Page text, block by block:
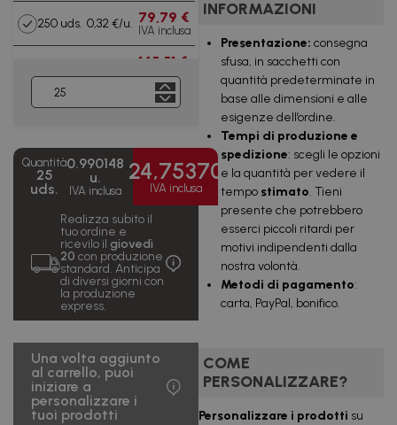
250 uds. 0,32 €/u. 79,79 €
IVA inclusa
145,51 €
IVA inclusa
1000
0,23
227,98
2500
uds.
0,16
€/u.
399,67
€
IVA inclusa
5000 uds.0,12 €/u. 619,19 €
IVA inclusa
10000
uds.
0,12
€/u.
1.221,50
€
IVA inclusa
uds.
€/u.
3.053,75
€
IVA inclusa
Quantità
25
uds.
0.990148
u.
IVA inclusa
24,75370
IVA inclusa
Realizza subito il
tuo ordine e
ricevilo ilgiovedì
20 con produzione
standard. Anticipa
di diversi giorni con
la produzione
express.
Una volta aggiunto
al carrello, puoi
iniziare a
personalizzare i
tuoi prodotti
INFORMAZIONI
Presentazione: consegna
sfusa, in sacchetti con
quantità predeterminate in
base alle dimensioni e alle
esigenze dell’ordine.
Tempi di produzione e
spedizione: scegli le opzioni
e la quantità per vedere il
tempo stimato. Tieni
presente che potrebbero
esserci piccoli ritardi per
motivi indipendenti dalla
nostra volontà.
Metodi di pagamento:
carta, PayPal, bonifico.
COME
PERSONALIZZARE?
Personalizzare i prodotti su